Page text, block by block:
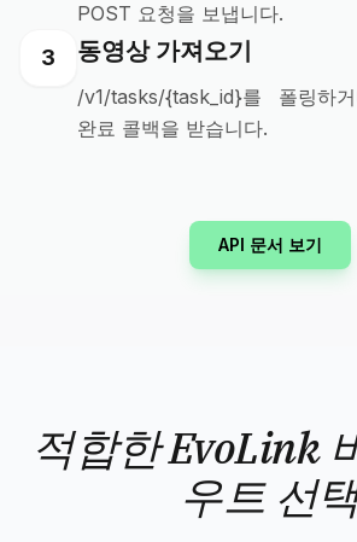
POST 요청을 보냅니다.
3 동영상 가져오기
/v1/tasks/{task_id}를 폴링하
완료 콜백을 받습니다.
API 문서 보기
적합한 EvoLink
우트 선